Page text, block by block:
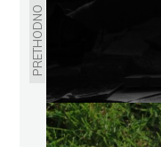
PRETHODNO